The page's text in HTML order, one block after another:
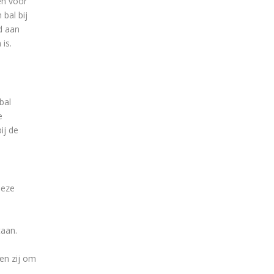
bal bij
aan
is.
de
zij om